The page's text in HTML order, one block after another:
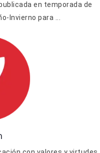
en temporada de
Invierno para ...